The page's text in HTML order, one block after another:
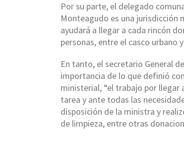
Por su parte, el delegado
Monteagudo es una jurisdicción
ayudará a llegar a cada rincón
personas, entre el casco urbano
En tanto, el secretario General
importancia de lo que definió
ministerial, “el trabajo por llegar
tarea y ante todas las
disposición de la ministra y
de limpieza, entre otras